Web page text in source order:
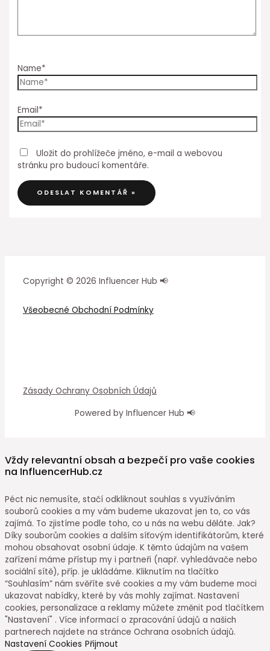
Name*
Email*
Uložit do prohlížeče jméno, e-mail a webovou
stránku pro budoucí komentáře.
Copyright © 2026 Influencer Hub 📢
Všeobecné Obchodní Podmínky
Zásady Ochrany Osobních Údajů
Powered by Influencer Hub 📢
Vždy relevantní obsah a bezpečí pro vaše cookies
na InfluencerHub.cz
Péct nic nemusíte, stačí odkliknout souhlas s využíváním
souborů cookies a my vám budeme ukazovat jen to, co vás
zajímá. To zjistíme podle toho, co u nás na webu děláte. Jak?
Díky souborům cookies a dalším síťovým identifikátorům, které
mohou obsahovat osobní údaje. K těmto údajům na vašem
zařízení máme přístup my i partneři (např. vyhledávače nebo
sociální sítě), příp. je ukládáme. Kliknutím na tlačítko
“Souhlasím” nám svěříte své cookies a my vám budeme moci
ukazovat nabídky, které by vás mohly zajímat. Nastavení
cookies, personalizace a reklamy můžete změnit pod tlačítkem
"Nastavení" . Více informací o zpracování údajů a našich
partnerech najdete na stránce Ochrana osobních údajů.
Nastavení Cookies Přijmout